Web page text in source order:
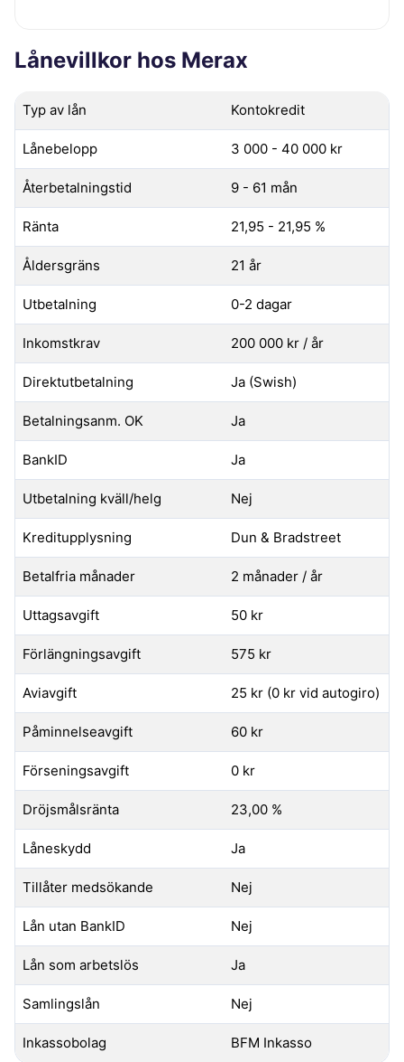
Lånevillkor hos Merax
Typ av lån Kontokredit
Lånebelopp 3 000 - 40 000 kr
Återbetalningstid 9 - 61 mån
Ränta 21,95 - 21,95 %
Åldersgräns 21 år
Utbetalning 0-2 dagar
Inkomstkrav 200 000 kr / år
Direktutbetalning Ja (Swish)
Betalningsanm. OK Ja
BankID Ja
Utbetalning kväll/helg Nej
Kreditupplysning Dun & Bradstreet
Betalfria månader 2 månader / år
Uttagsavgift 50 kr
Förlängningsavgift 575 kr
Aviavgift 25 kr (0 kr vid autogiro)
Påminnelseavgift 60 kr
Förseningsavgift 0 kr
Dröjsmålsränta 23,00 %
Låneskydd Ja
Tillåter medsökande Nej
Lån utan BankID Nej
Lån som arbetslös Ja
Samlingslån Nej
Inkassobolag BFM Inkasso